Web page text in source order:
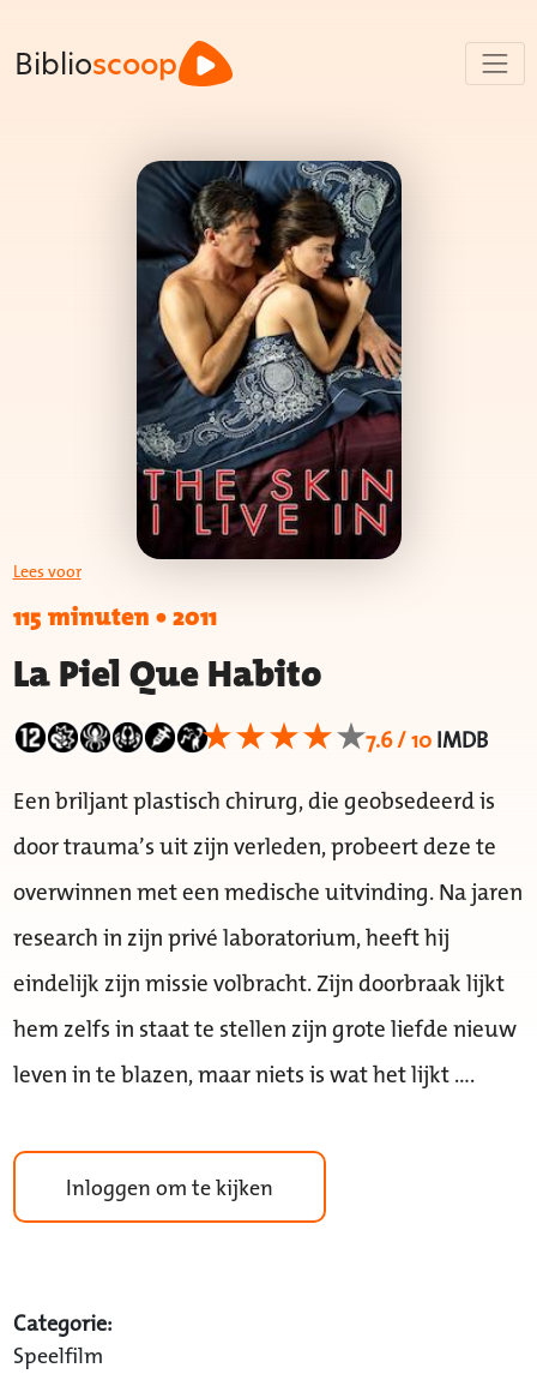
Biblioscoop
Lees voor
115 minuten•2011
La Piel Que Habito
7.6 / 10IMDB
Een briljant plastisch chirurg, die geobsedeerd is
door trauma’s uit zijn verleden, probeert deze te
overwinnen met een medische uitvinding. Na jaren
research in zijn privé laboratorium, heeft hij
eindelijk zijn missie volbracht. Zijn doorbraak lijkt
hem zelfs in staat te stellen zijn grote liefde nieuw
leven in te blazen, maar niets is wat het lijkt ….
Inloggen om te kijken
Categorie:
Speelfilm